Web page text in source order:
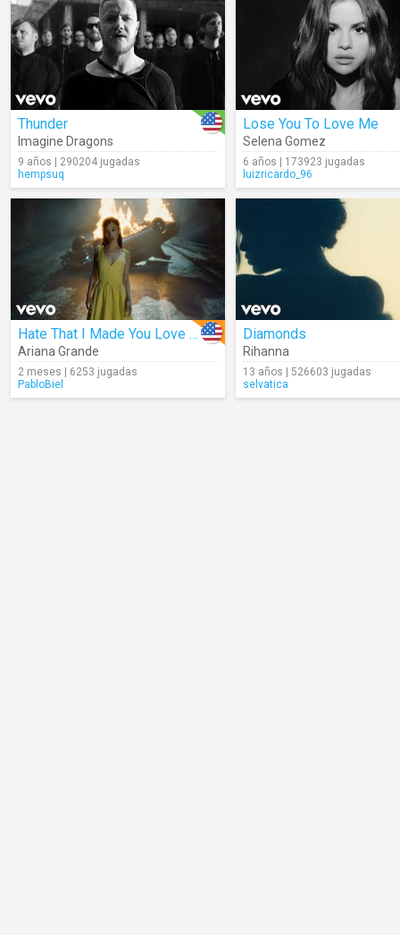
Thunder
Imagine Dragons
9 años | 290204 jugadas
hempsuq
Lose You To Love Me
Selena Gomez
6 años | 173923 jugadas
luizricardo_96
Hate That I Made You Love Me
Ariana Grande
2 meses | 6253 jugadas
PabloBiel
Diamonds
Rihanna
13 años | 526603 jugadas
selvatica